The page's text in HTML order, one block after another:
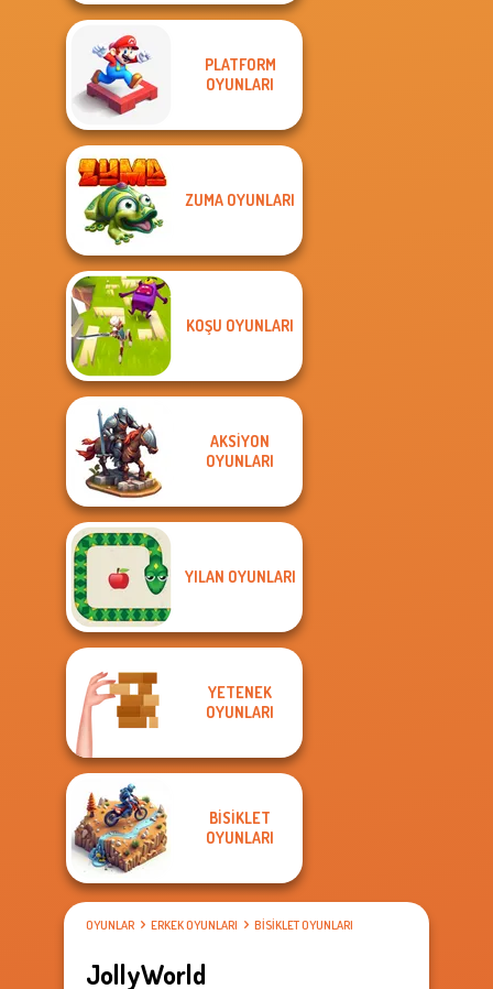
PLATFORM
OYUNLARI
ZUMA OYUNLARI
KOŞU OYUNLARI
AKSIYON
OYUNLARI
YILAN OYUNLARI
YETENEK
OYUNLARI
BISIKLET
OYUNLARI
OYUNLAR ERKEK OYUNLARI BISIKLET OYUNLARI
JollyWorld